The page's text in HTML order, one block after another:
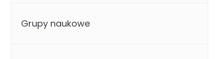
Grupy naukowe